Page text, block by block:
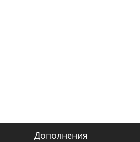
Дополнения